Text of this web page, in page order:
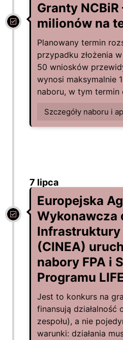
Granty NCBiR
milionów na
Planowany termin
przypadku złożenia
50 wniosków
wynosi maksymalnie
naboru, w tym
Szczegóły naboru i
7 lipca
Europejska
Wykonawcza
Infrastruktury
(CINEA)
nabory FPA i
Programu
Jest to konkurs na
finansują
zespołu), a nie
warunki: działania